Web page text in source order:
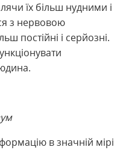
їх більш нудними і
з нервовою
постійні і серйозні.
в значній мірі